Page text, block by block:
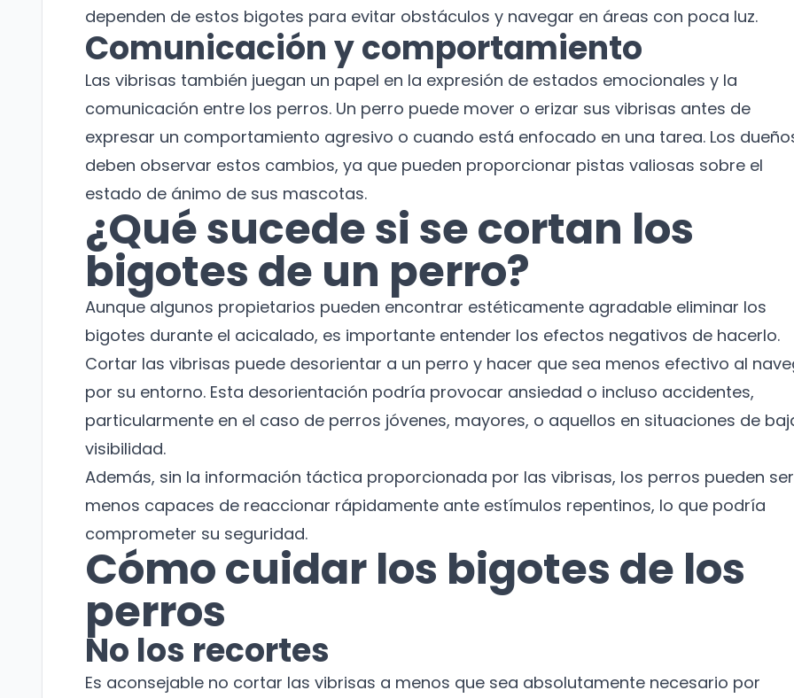
dependen de estos bigotes para evitar obstáculos y navegar en áreas con poca luz.
Comunicación y comportamiento
Las vibrisas también juegan un papel en la expresión de estados emocionales y la
comunicación entre los perros. Un perro puede mover o erizar sus vibrisas antes de
expresar un comportamiento agresivo o cuando está enfocado en una tarea. Los
deben observar estos cambios, ya que pueden proporcionar pistas valiosas sobre el
estado de ánimo de sus mascotas.
¿Qué sucede si se cortan los
bigotes de un perro?
Aunque algunos propietarios pueden encontrar estéticamente agradable eliminar los
bigotes durante el acicalado, es importante entender los efectos negativos de hacerlo.
Cortar las vibrisas puede desorientar a un perro y hacer que sea menos efectivo al
por su entorno. Esta desorientación podría provocar ansiedad o incluso accidentes,
particularmente en el caso de perros jóvenes, mayores, o aquellos en situaciones de
visibilidad.
Además, sin la información táctica proporcionada por las vibrisas, los perros pueden ser
menos capaces de reaccionar rápidamente ante estímulos repentinos, lo que podría
comprometer su seguridad.
Cómo cuidar los bigotes de los
perros
No los recortes
Es aconsejable no cortar las vibrisas a menos que sea absolutamente necesario por
¡No te pierdas nuestras
novedades!
Suscríbete a nuestro boletín para recibir
noticias y actualizaciones.
No te preocupes, no enviamos spam.
Cerrar Suscribirme